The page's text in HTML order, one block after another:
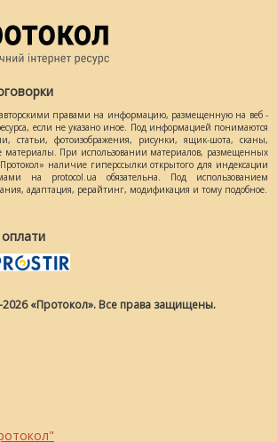
авторскими правами на информацию, размещенную на веб -
если не указано иное. Под информацией понимаются
статьи, фотоизображения, рисунки, ящик-шота, сканы,
материалы. При использовании материалов, размещенных
наличие гиперссылки открытого для индексации
на protocol.ua обязательна. Под использованием
адаптация, рерайтинг, модификация и тому подобное.
«Протокол». Все права защищены.